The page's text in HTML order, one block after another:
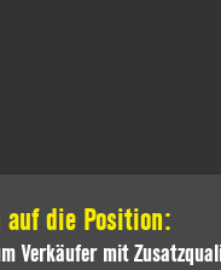
auf die Position:
Verkäufer mit